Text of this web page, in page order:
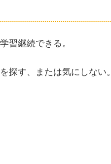
習継続できる。
探す、または気にしない。